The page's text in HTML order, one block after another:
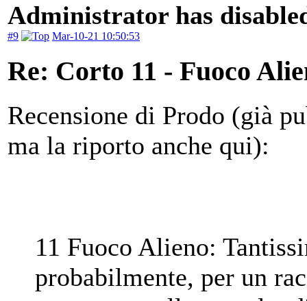
Administrator has
#9 Mar-10-21 10:50:53
Re: Corto 11 - Fuoco
Recensione di Prodo (già
ma la riporto anche qui):
11 Fuoco Alieno:
probabilmente, per un